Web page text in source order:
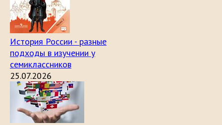
История России - разные
подходы в изучении у
семиклассников
25.07.2026